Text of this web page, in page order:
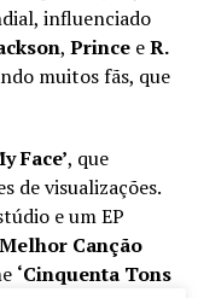
influenciado
, Prince eR.
muitos fãs, que
Face’, que
de visualizações.
e um EP
Canção
‘Cinquenta Tons